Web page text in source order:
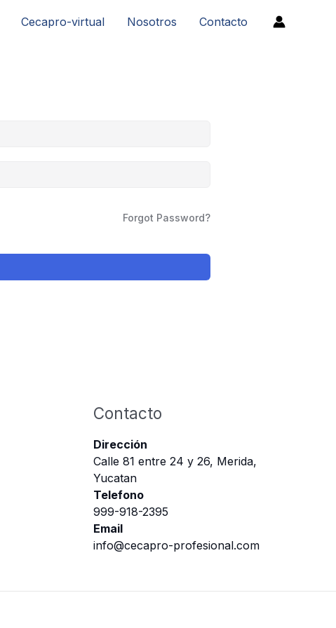
Cecapro-virtual Nosotros Contacto
Forgot Password?
Contacto
Dirección
Calle 81 entre 24 y 26, Merida,
Yucatan
Telefono
999-918-2395
Email
info@cecapro-profesional.com